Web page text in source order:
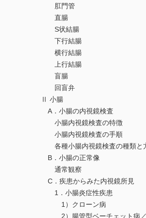
肛門管
直腸
S状結腸
下行結腸
横行結腸
上行結腸
盲腸
回盲弁
Ⅱ 小腸
A．小腸の内視鏡検査
小腸内視鏡検査の特徴
小腸内視鏡検査の手順
各種小腸内視鏡検査の種類と
B．小腸の正常像
通常観察
C．疾患からみた内視鏡所見
1．小腸炎症性疾患
1）クローン病
2）腸管型ベーチェット病／